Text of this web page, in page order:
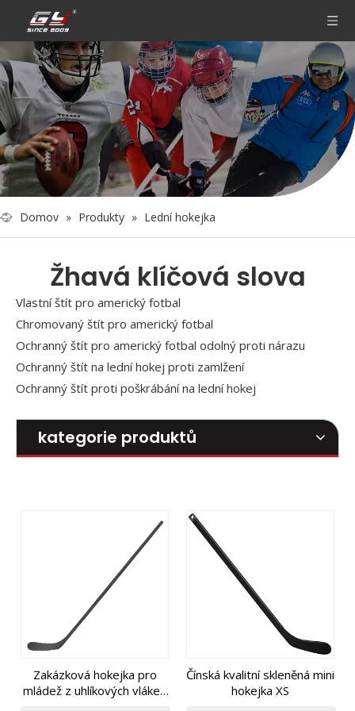
Domov » Produkty » Lední hokejka
Žhavá klíčová slova
Vlastní štít pro americký fotbal
Chromovaný štít pro americký fotbal
Ochranný štít pro americký fotbal odolný proti nárazu
Ochranný štít na lední hokej proti zamlžení
Ochranný štít proti poškrábání na lední hokej
kategorie produktů
Zakázková hokejka pro
mládež z uhlíkových vláken
Čínská kvalitní skleněná mini
hokejka XS